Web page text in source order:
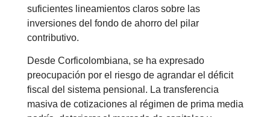
suficientes lineamientos claros sobre las
inversiones del fondo de ahorro del pilar
contributivo.
Desde Corficolombiana, se ha expresado
preocupación por el riesgo de agrandar el déficit
fiscal del sistema pensional. La transferencia
masiva de cotizaciones al régimen de prima media